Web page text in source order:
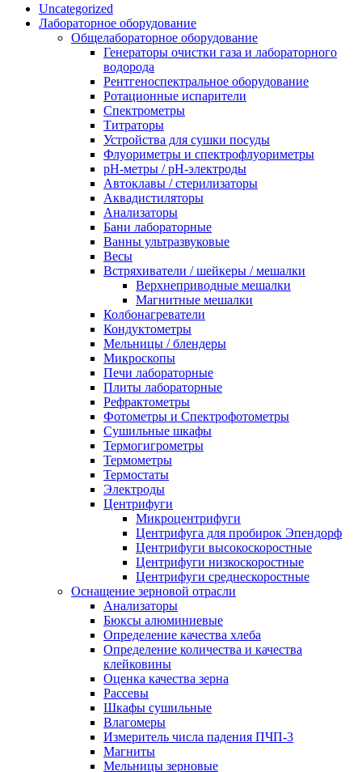
Uncategorized
Лабораторное оборудование
Общелабораторное оборудование
Генераторы очистки газа и лабораторного
водорода
Рентгеноспектральное оборудование
Ротационные испарители
Спектрометры
Титраторы
Устройства для сушки посуды
Флуориметры и спектрофлуориметры
pН-метры / рН-электроды
Автоклавы / стерилизаторы
Аквадистиляторы
Анализаторы
Бани лабораторные
Ванны ультразвуковые
Весы
Встряхиватели / шейкеры / мешалки
Верхнеприводные мешалки
Магнитные мешалки
Колбонагреватели
Кондуктометры
Мельницы / блендеры
Микроскопы
Печи лабораторные
Плиты лабораторные
Рефрактометры
Фотометры и Спектрофотометры
Сушильные шкафы
Термогигрометры
Термометры
Термостаты
Электроды
Центрифуги
Микроцентрифуги
Центрифуга для пробирок Эпендорф
Центрифуги высокоскоростные
Центрифуги низкоскоростные
Центрифуги среднескоростные
Оснащение зерновой отрасли
Анализаторы
Бюксы алюминиевые
Определение качества хлеба
Определение количества и качества
клейковины
Оценка качества зерна
Рассевы
Шкафы сушильные
Влагомеры
Измеритель числа падения ПЧП-3
Магниты
Мельницы зерновые